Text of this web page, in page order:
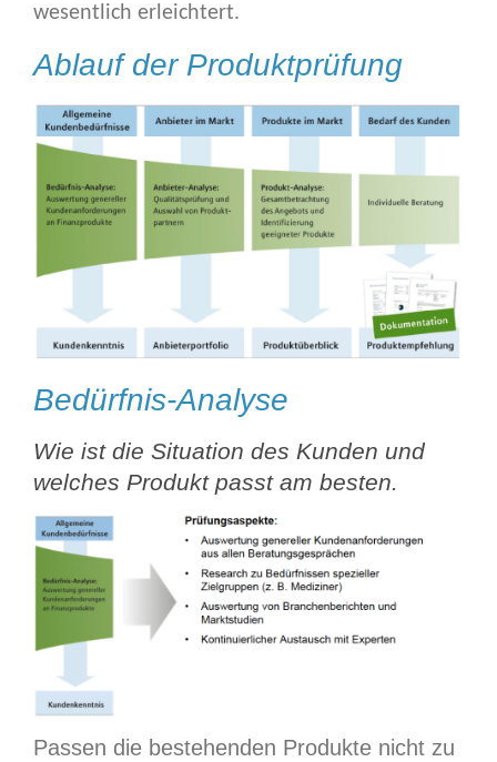
wesentlich erleichtert.
Ablauf der Produktprüfung
Bedürfnis-Analyse
Wie ist die Situation des Kunden und
welches Produkt passt am besten.
Passen die bestehenden Produkte nicht zu